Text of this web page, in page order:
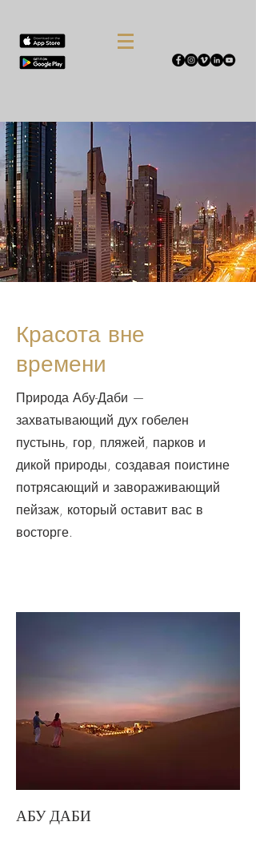
Красота вне
времени
Природа Абу-Даби —
захватывающий дух гобелен
пустынь, гор, пляжей, парков и
дикой природы, создавая поистине
потрясающий и завораживающий
пейзаж, который оставит вас в
восторге.
АБУ ДАБИ